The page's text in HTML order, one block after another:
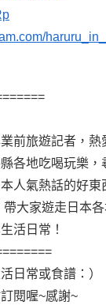
前旅遊記者，熱
各地吃喝玩樂，
人氣熱話的好東
大家遊走日本各
活日常！
日常或食譜：）
閱喔~感謝~